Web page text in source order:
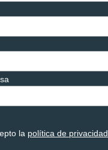
la política de privacidad